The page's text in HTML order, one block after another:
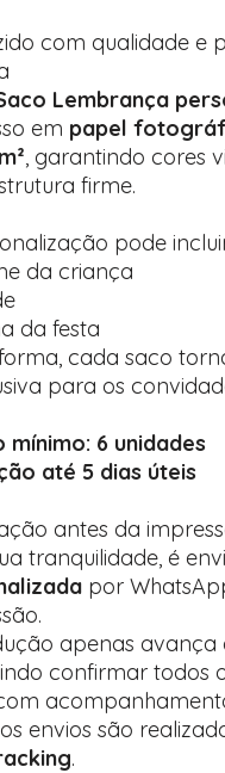
com qualidade e
Lembrança
em papel
, garantindo cores
firme.
pode
da criança
da festa
cada saco
para os
mínimo: 6 unidades
até 5 dias úteis
antes da
tranquilidade, é
por
apenas
confirmar todos
envios são
.